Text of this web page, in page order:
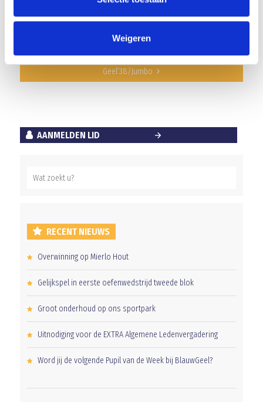
Weigeren
DRAMATISCH OPTREDEN IN EIGEN HUIS
Mitchel van Rosmalen sluit aan bij selectie Blauw
Geel’38/Jumbo
AANMELDEN LID
RECENT NIEUWS
Overwinning op Mierlo Hout
Gelijkspel in eerste oefenwedstrijd tweede blok
Groot onderhoud op ons sportpark
Uitnodiging voor de EXTRA Algemene Ledenvergadering
Word jij de volgende Pupil van de Week bij BlauwGeel?